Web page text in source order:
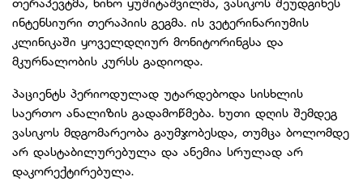
ინტენსიური თერაპიის გეგმა. ის ვეტერინარიუმის
კლინიკაში ყოველდღიურ მონიტორინგსა და
მკურნალობის კურსს გადიოდა.
პაციენტს პერიოდულად უტარდებოდა სისხლის
საერთო ანალიზის გადამოწმება. ხუთი დღის შემდეგ
ვასიკოს მდგომარეობა გაუმჯობესდა, თუმცა ბოლომდე
არ დასტაბილურებულა და ანემია სრულად არ
დაკორექტირებულა.